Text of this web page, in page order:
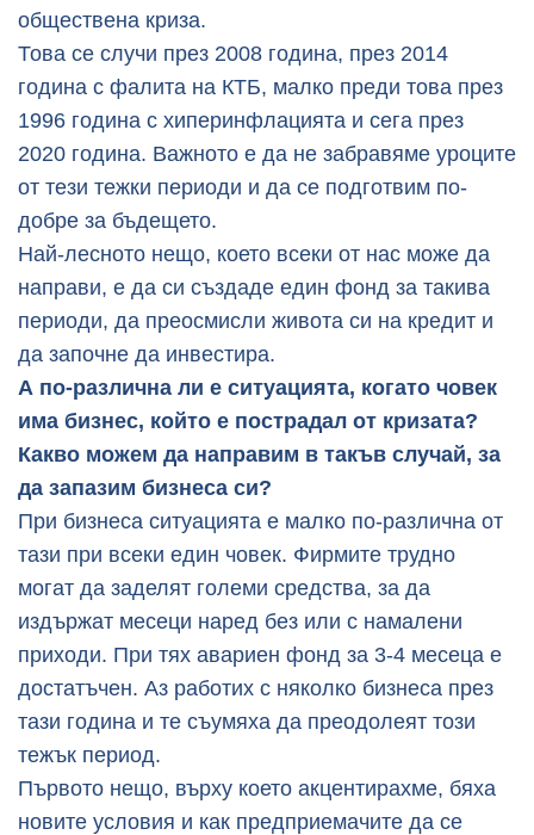
обществена криза.
Това се случи през 2008 година, през 2014
година с фалита на КТБ, малко преди това през
1996 година с хиперинфлацията и сега през
2020 година. Важното е да не забравяме уроците
от тези тежки периоди и да се подготвим по-
добре за бъдещето.
Най-лесното нещо, което всеки от нас може да
направи, е да си създаде един фонд за такива
периоди, да преосмисли живота си на кредит и
да започне да инвестира.
А по-различна ли е ситуацията, когато човек
има бизнес, който е пострадал от кризата?
Какво можем да направим в такъв случай, за
да запазим бизнеса си?
При бизнеса ситуацията е малко по-различна от
тази при всеки един човек. Фирмите трудно
могат да заделят големи средства, за да
издържат месеци наред без или с намалени
приходи. При тях авариен фонд за 3-4 месеца е
достатъчен. Аз работих с няколко бизнеса през
тази година и те съумяха да преодолеят този
тежък период.
Първото нещо, върху което акцентирахме, бяха
новите условия и как предприемачите да се